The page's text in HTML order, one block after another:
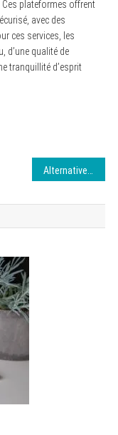
Ces plateformes offrent
avec des
ces services, les
d’une qualité de
tranquillité d’esprit